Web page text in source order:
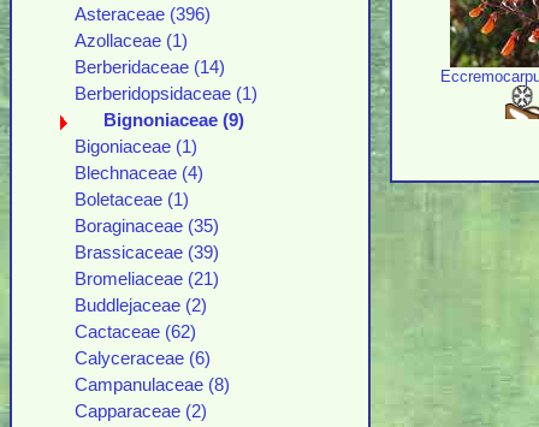
Asteraceae (396)
Azollaceae (1)
Berberidaceae (14)
Berberidopsidaceae (1)
Bignoniaceae (9)
Bigoniaceae (1)
Blechnaceae (4)
Boletaceae (1)
Boraginaceae (35)
Brassicaceae (39)
Bromeliaceae (21)
Buddlejaceae (2)
Cactaceae (62)
Calyceraceae (6)
Campanulaceae (8)
Capparaceae (2)